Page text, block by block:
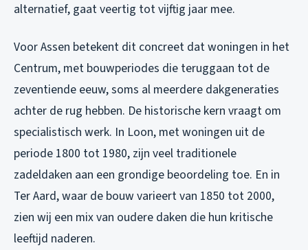
alternatief, gaat veertig tot vijftig jaar mee.
Voor Assen betekent dit concreet dat woningen in het
Centrum, met bouwperiodes die teruggaan tot de
zeventiende eeuw, soms al meerdere dakgeneraties
achter de rug hebben. De historische kern vraagt om
specialistisch werk. In Loon, met woningen uit de
periode 1800 tot 1980, zijn veel traditionele
zadeldaken aan een grondige beoordeling toe. En in
Ter Aard, waar de bouw varieert van 1850 tot 2000,
zien wij een mix van oudere daken die hun kritische
leeftijd naderen.